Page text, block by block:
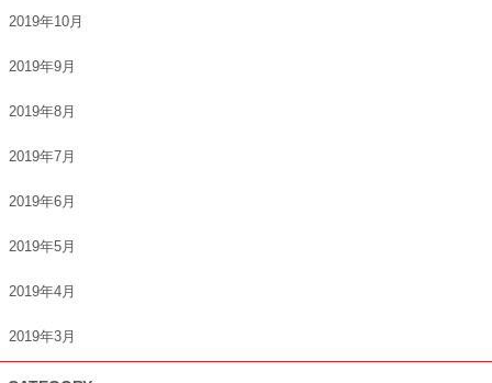
2019年10月
2019年9月
2019年8月
2019年7月
2019年6月
2019年5月
2019年4月
2019年3月